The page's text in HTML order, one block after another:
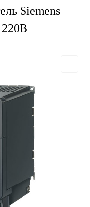
Siemens
220В